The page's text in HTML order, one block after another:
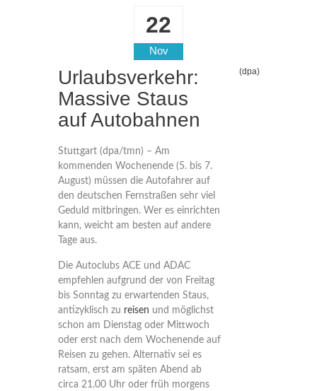
22
Nov
Urlaubsverkehr:
Massive Staus
auf Autobahnen
(dpa)
Stuttgart (dpa/tmn) – Am
kommenden Wochenende (5. bis 7.
August) müssen die Autofahrer auf
den deutschen Fernstraßen sehr viel
Geduld mitbringen. Wer es einrichten
kann, weicht am besten auf andere
Tage aus.
Die Autoclubs ACE und ADAC
empfehlen aufgrund der von Freitag
bis Sonntag zu erwartenden Staus,
antizyklisch zu reisen und möglichst
schon am Dienstag oder Mittwoch
oder erst nach dem Wochenende auf
Reisen zu gehen. Alternativ sei es
ratsam, erst am späten Abend ab
circa 21.00 Uhr oder früh morgens